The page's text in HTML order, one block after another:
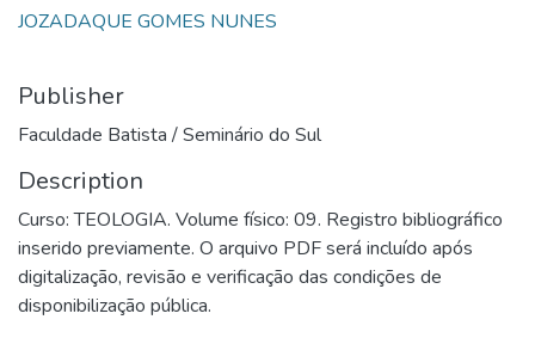
JOZADAQUE GOMES NUNES
Publisher
Faculdade Batista / Seminário do Sul
Description
Curso: TEOLOGIA. Volume físico: 09. Registro bibliográfico
inserido previamente. O arquivo PDF será incluído após
digitalização, revisão e verificação das condições de
disponibilização pública.